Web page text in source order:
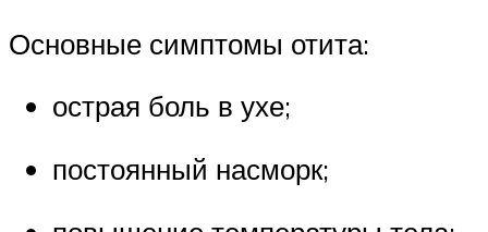
Основные симптомы отита:
острая боль в ухе;
постоянный насморк;